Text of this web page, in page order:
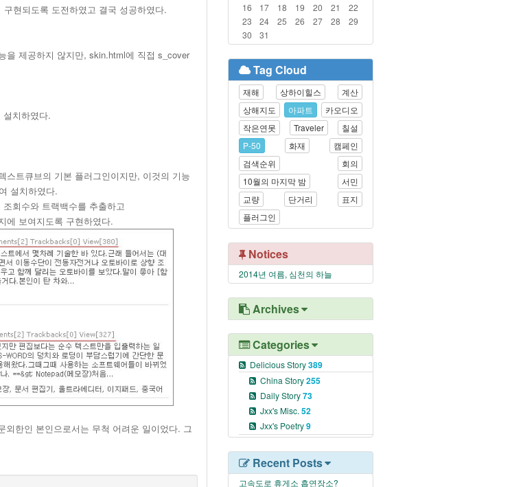
현되도록 도전하였고 결국 성공하였다.
을 제공하지 않지만, skin.html에 직접 s_cover
설치하였다.
스트큐브의 기본 플러그인이지만, 이것의 기능
설치하였다.
회수와 트랙백수를 추출하고
에 보여지도록 구현하였다.
한인 본인으로서는 무척 어려운 일이었다. 그
16
17 18 19 20 21
22
23
24 25 26 27 28
29
30
31
Tag Cloud
재해 상하이힐스
계산
상해지도
아파트
카오디오
작은연못
Traveler
칠설
P-50
화재
캠페인
검색순위
회의
10월의 마지막 밤
서민
교량
단거리
표지
플러그인
Notices
2014년 여름, 심천의 하늘
Archives
Categories
Delicious Story389
China Story255
Daily Story73
Jxx's Misc. 52
Jxx's Poetry9
Recent Posts
고속도로 휴게소 흡연장소?